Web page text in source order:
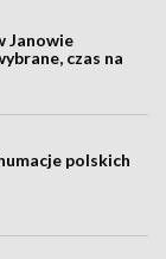
Janowie
czas na
polskich